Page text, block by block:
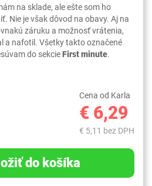
na sklade, ale ešte som ho
Nie je však dôvod na obavy. Aj na
záruku a možnosť vrátenia,
a nafotil. Všetky takto označené
do sekcieFirst minute.
Cena od Karla
€ 6,29
€ 5,11 bez DPH
do košíka